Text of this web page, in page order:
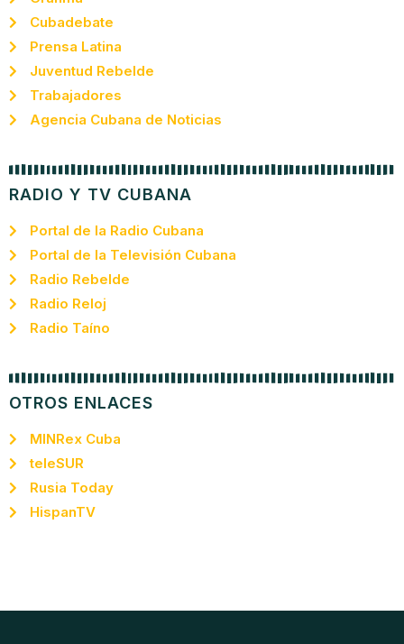
Cubadebate
Prensa Latina
Juventud Rebelde
Trabajadores
Agencia Cubana de Noticias
RADIO Y TV CUBANA
Portal de la Radio Cubana
Portal de la Televisión Cubana
Radio Rebelde
Radio Reloj
Radio Taíno
OTROS ENLACES
MINRex Cuba
teleSUR
Rusia Today
HispanTV